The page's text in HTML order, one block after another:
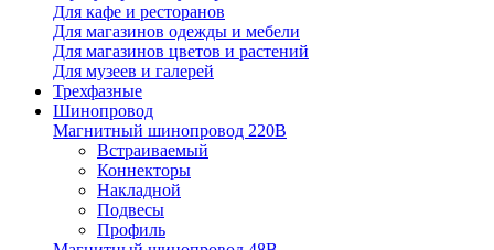
Для кафе и ресторанов
Для магазинов одежды и мебели
Для магазинов цветов и растений
Для музеев и галерей
Трехфазные
Шинопровод
Магнитный шинопровод 220В
Встраиваемый
Коннекторы
Накладной
Подвесы
Профиль